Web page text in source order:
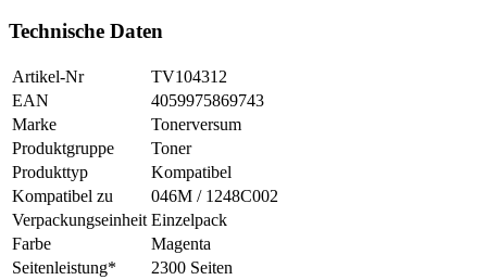
Technische Daten
Artikel-Nr
TV104312
EAN
4059975869743
Marke
Tonerversum
Produktgruppe
Toner
Produkttyp
Kompatibel
Kompatibel zu
046M / 1248C002
Verpackungseinheit Einzelpack
Farbe
Magenta
Seitenleistung*
2300 Seiten